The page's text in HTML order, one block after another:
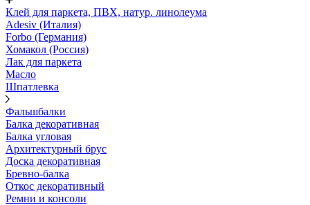
Клей для паркета, ПВХ, натур. линолеума
Adesiv (Италия)
Forbo (Германия)
Хомакол (Россия)
Лак для паркета
Масло
Шпатлевка
Фальшбалки
Балка декоративная
Балка угловая
Архитектурный брус
Доска декоративная
Бревно-балка
Откос декоративный
Ремни и консоли